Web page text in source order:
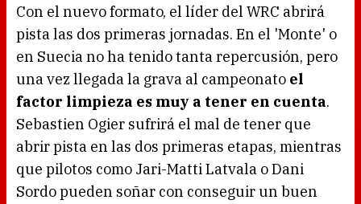
Con el nuevo formato, el líder del WRC abrirá
pista las dos primeras jornadas. En el 'Monte' o
en Suecia no ha tenido tanta repercusión, pero
una vez llegada la grava al campeonato el
factor limpieza es muy a tener en cuenta.
Sebastien Ogier sufrirá el mal de tener que
abrir pista en las dos primeras etapas, mientras
que pilotos como Jari-Matti Latvala o Dani
Sordo pueden soñar con conseguir un buen